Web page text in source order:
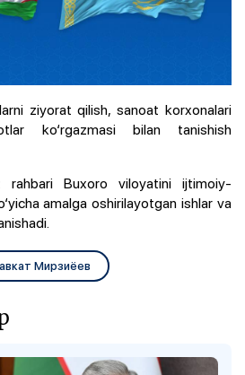
ziyorat qilish, sanoat korxonalari
ko‘rgazmasi bilan tanishish
rahbari Buxoro viloyatini ijtimoiy-
amalga oshirilayotgan ishlar va
Мирзиёев